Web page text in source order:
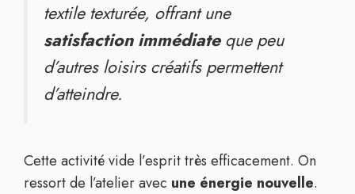
textile texturée, offrant une
satisfaction immédiateque peu
d’autres loisirs créatifs permettent
d’atteindre.
Cette activité vide l’esprit très efficacement. On
ressort de l’atelier avec une énergie nouvelle.